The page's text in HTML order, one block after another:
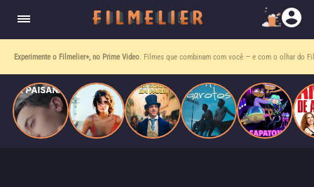
Entre tantas opções,receba o que mais vale seu tempo!
Toda sexta, no seu e-mail.
quando se apaixona por um de seus alvos.